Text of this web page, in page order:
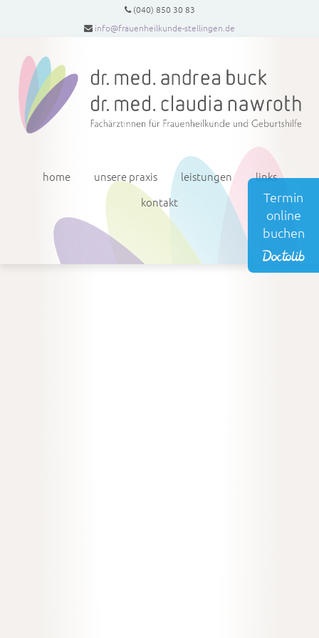
Termin
online
buchen
(040) 850 30 83
info@frauenheilkunde-stellingen.de
home unsere praxis leistungen
links
kontakt